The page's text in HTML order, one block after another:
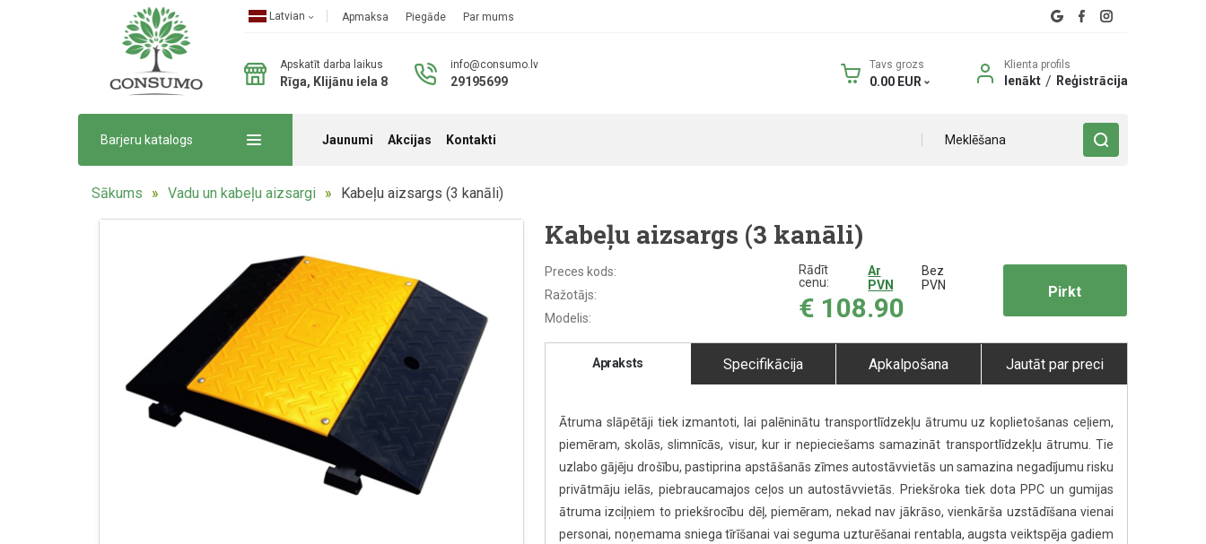
Latvian Apmaksa Piegāde Par mums
Apskatīt darba laikus
Rīga, Klijānu iela 8
info@consumo.lv
29195699
Tavs grozs
0.00 EUR
Klienta profils
Ienākt / Reģistrācija
Barjeru katalogs Jaunumi Akcijas Kontakti Meklēšana
Sākums Vadu un kabeļu aizsargi Kabeļu aizsargs (3 kanāli)
Kabeļu aizsargs (3 kanāli)
Preces kods:
Ražotājs:
Modelis:
Rādīt
cenu:
Ar
PVN
Bez
PVN
€ 108.90
Pirkt
Apraksts Specifikācija Apkalpošana Jautāt par preci
Ātruma slāpētāji tiek izmantoti, lai palēninātu transportlīdzekļu ātrumu uz koplietošanas ceļiem,
piemēram, skolās, slimnīcās, visur, kur ir nepieciešams samazināt transportlīdzekļu ātrumu. Tie
uzlabo gājēju drošību, pastiprina apstāšanās zīmes autostāvvietās un samazina negadījumu risku
privātmāju ielās, piebraucamajos ceļos un autostāvvietās. Priekšroka tiek dota PPC un gumijas
ātruma izciļņiem to priekšrocību dēļ, piemēram, nekad nav jākrāso, vienkārša uzstādīšana vienai
personai, noņemama sniega tīrīšanai vai seguma uzturēšanai rentabla, augsta veiktspēja gadiem